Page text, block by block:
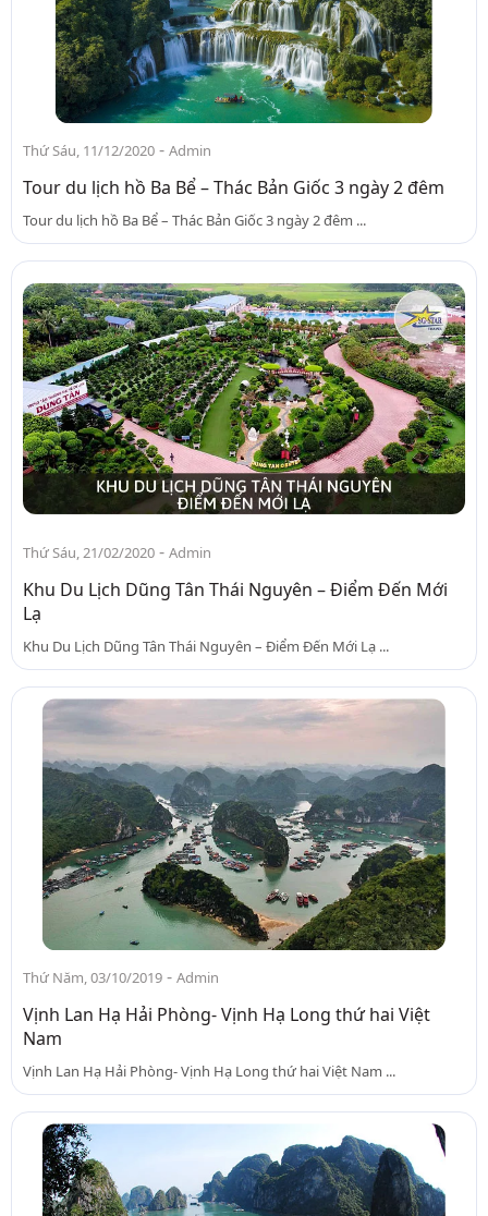
Thứ Sáu, 11/12/2020 - Admin
Tour du lịch hồ Ba Bể – Thác Bản Giốc 3 ngày 2 đêm
Tour du lịch hồ Ba Bể – Thác Bản Giốc 3 ngày 2 đêm ...
Thứ Sáu, 21/02/2020 - Admin
Khu Du Lịch Dũng Tân Thái Nguyên – Điểm Đến Mới
Lạ
Khu Du Lịch Dũng Tân Thái Nguyên – Điểm Đến Mới Lạ ...
Thứ Năm, 03/10/2019 - Admin
Vịnh Lan Hạ Hải Phòng- Vịnh Hạ Long thứ hai Việt
Nam
Vịnh Lan Hạ Hải Phòng- Vịnh Hạ Long thứ hai Việt Nam ...